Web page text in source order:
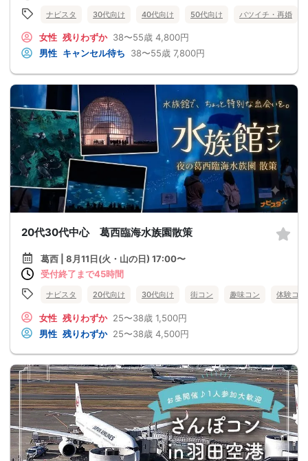
ナビスタ 30代向け 40代向け 50代向け バツイチ・再婚
女性 残りわずか 38〜55歳 4,800円
男性 キャンセル待ち 38〜55歳 7,800円
20代30代中心 葛西臨海水族園散策
葛西 | 8月11日(火・山の日) 17:00〜
受付終了まで45時間
ナビスタ 20代向け 30代向け 街コン 趣味コン 体験コン
女性 残りわずか 25〜38歳 1,500円
男性 残りわずか 25〜38歳 4,500円